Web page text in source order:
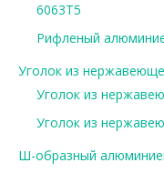
6063Т5
Рифленый
Уголок из
Уголок из
Уголок из
Ш-образный